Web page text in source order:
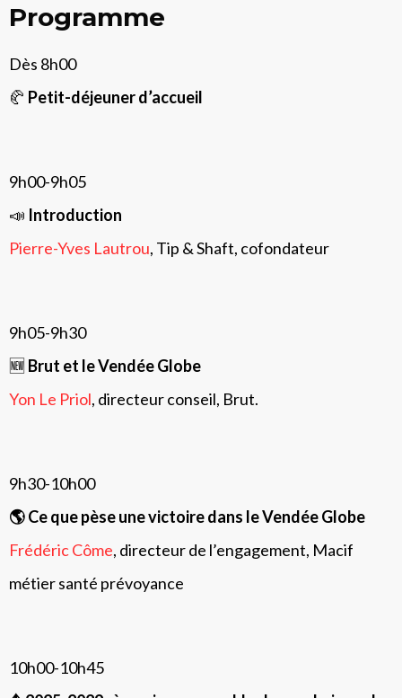
Programme
Dès 8h00
🥐 Petit-déjeuner d’accueil
9h00-9h05
📣 Introduction
Pierre-Yves Lautrou, Tip & Shaft, cofondateur
9h05-9h30
🆕 Brut et le Vendée Globe
Yon Le Priol, directeur conseil, Brut.
9h30-10h00
🌎 Ce que pèse une victoire dans le Vendée Globe
Frédéric Côme, directeur de l’engagement, Macif
métier santé prévoyance
10h00-10h45